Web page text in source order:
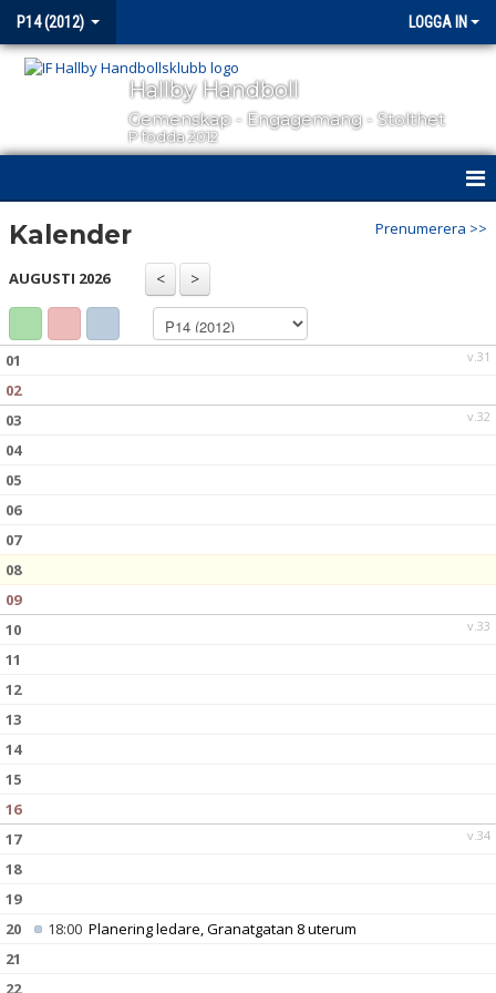
P14 (2012) LOGGA IN
Hallby Handboll
Gemenskap - Engagemang - Stolthet
P födda 2012
HEM
NYHETER
MATCHER
TRUPPEN
BILDGALLERI
DOKUMENT
KONTAKT
Prenumerera >>
Kalender
AUGUSTI 2026
v.31
01
02
v.32
03
04
05
06
07
08
09
v.33
10
11
12
13
14
15
16
v.34
17
18
19
20
18:00 Planering ledare, Granatgatan 8 uterum
21
22